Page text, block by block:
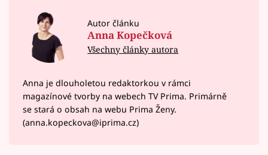
Autor článku
Anna Kopečková
Všechny články autora
Anna je dlouholetou redaktorkou v rámci
magazínové tvorby na webech TV Prima. Primárně
se stará o obsah na webu Prima Ženy.
(anna.kopeckova@iprima.cz)